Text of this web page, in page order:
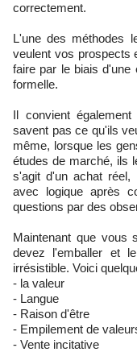
correctement.
L'une des méthodes
veulent vos prospects
faire par le biais d'une
formelle.
Il convient
savent pas ce qu'ils
même, lorsque les
études de marché, ils
s'agit d'un achat
avec logique après
questions par des
Maintenant que vous
devez l'emballer et
irrésistible. Voici
- la valeur
- Langue
- Raison d'être
- Empilement de
- Vente incitative